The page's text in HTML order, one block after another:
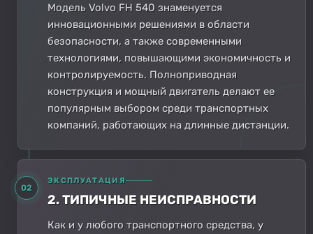
Модель Volvo FH 540 знаменуется
инновационными решениями в области
безопасности, а также современными
технологиями, повышающими экономичность и
контролируемость. Полноприводная
конструкция и мощный двигатель делают ее
популярным выбором среди транспортных
компаний, работающих на длинные дистанции.
02
ЭКСПЛУАТАЦИЯ
2. ТИПИЧНЫЕ НЕИСПРАВНОСТИ
Как и у любого транспортного средства, у